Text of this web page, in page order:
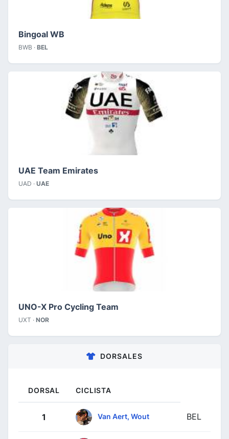
Bingoal WB
BWB · BEL
UAE Team Emirates
UAD · UAE
UNO-X Pro Cycling Team
UXT · NOR
DORSALES
DORSAL CICLISTA
1 Van Aert, Wout BEL